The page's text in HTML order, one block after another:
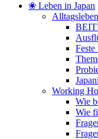
❀ Leben in Japan
Feste
Working
Wie
Wie